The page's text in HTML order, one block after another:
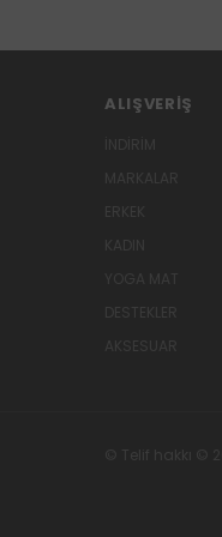
ALIŞVERIŞ